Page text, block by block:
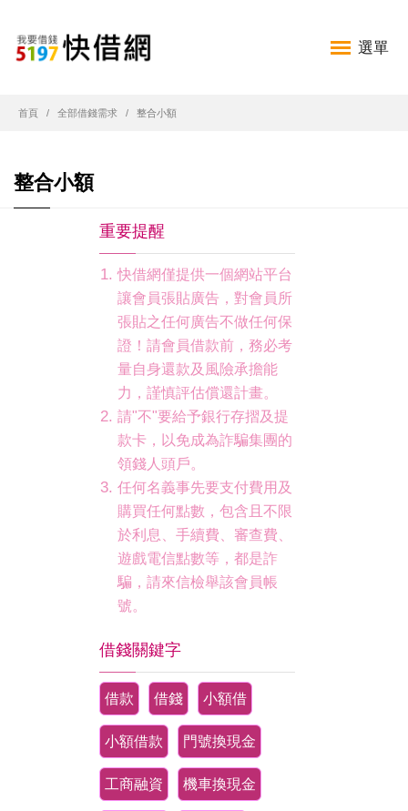
選單
首頁 全部借錢需求 整合小額
整合小額
重要提醒
快借網僅提供一個網站平台
讓會員張貼廣告，對會員所
張貼之任何廣告不做任何保
證！請會員借款前，務必考
量自身還款及風險承擔能
力，謹慎評估償還計畫。
請"不"要給予銀行存摺及提
款卡，以免成為詐騙集團的
領錢人頭戶。
任何名義事先要支付費用及
購買任何點數，包含且不限
於利息、手續費、審查費、
遊戲電信點數等，都是詐
騙，請來信檢舉該會員帳
號。
借錢關鍵字
借款 借錢 小額借
小額借款 門號換現金
工商融資 機車換現金